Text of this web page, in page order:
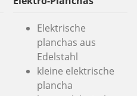
Elektrische
planchas aus
Edelstahl
kleine elektrische
plancha